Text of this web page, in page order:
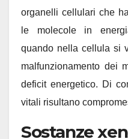
organelli cellulari che
le molecole in
quando nella cellula si
malfunzionamento dei
deficit energetico. Di
vitali risultano
Sostanze